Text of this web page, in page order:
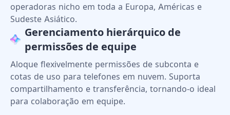
operadoras nicho em toda a Europa, Américas e
Sudeste Asiático.
Gerenciamento hierárquico de
permissões de equipe
Aloque flexivelmente permissões de subconta e
cotas de uso para telefones em nuvem. Suporta
compartilhamento e transferência, tornando-o ideal
para colaboração em equipe.